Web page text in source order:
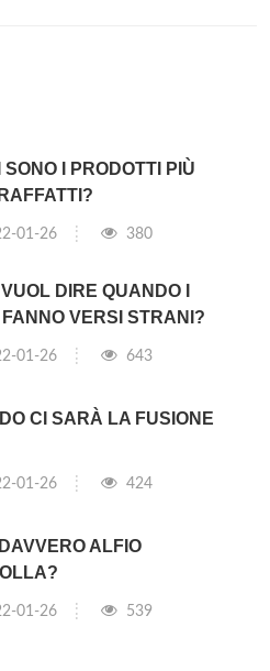
I PRODOTTI PIÙ
01-26 380
DIRE QUANDO I
VERSI STRANI?
01-26 643
CI SARÀ LA FUSIONE
01-26 424
ALFIO
01-26 539